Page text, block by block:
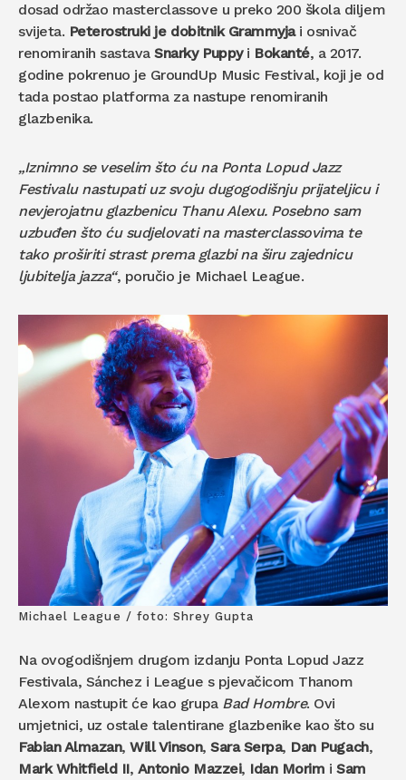
dosad održao masterclassove u preko 200 škola diljem
svijeta. Peterostruki je dobitnik Grammyja i osnivač
renomiranih sastavaSnarky Puppyi Bokanté, a 2017.
godine pokrenuo je GroundUp Music Festival, koji je od
tada postao platforma za nastupe renomiranih
glazbenika.
„Iznimno se veselim što ću na Ponta Lopud Jazz
Festivalu nastupati uz svoju dugogodišnju prijateljicu i
nevjerojatnu glazbenicu Thanu Alexu. Posebno sam
uzbuđen što ću sudjelovati na masterclassovima te
tako proširiti strast prema glazbi na širu zajednicu
ljubitelja jazza“, poručio je Michael League.
Michael League / foto: Shrey Gupta
Na ovogodišnjem drugom izdanju Ponta Lopud Jazz
Festivala, Sánchez i League s pjevačicom Thanom
Alexom nastupit će kao grupa Bad Hombre. Ovi
umjetnici, uz ostale talentirane glazbenike kao što su
Fabian Almazan,Will Vinson,Sara Serpa, Dan Pugach,
Mark Whitfield II, Antonio Mazzei, Idan Morim i Sam